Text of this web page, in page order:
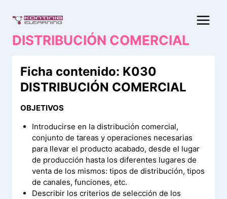
contenido
DISTRIBUCIÓN COMERCIAL
Ficha contenido: K030
DISTRIBUCIÓN COMERCIAL
OBJETIVOS
Introducirse en la distribución comercial,
conjunto de tareas y operaciones necesarias
para llevar el producto acabado, desde el lugar
de producción hasta los diferentes lugares de
venta de los mismos: tipos de distribución, tipos
de canales, funciones, etc.
Describir los criterios de selección de los